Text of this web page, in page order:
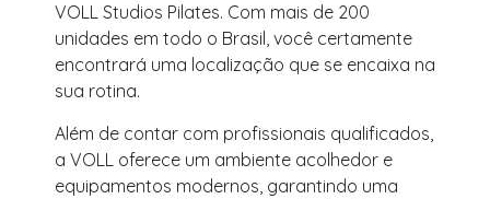
VOLL Studios Pilates. Com mais de 200
unidades em todo o Brasil, você certamente
encontrará uma localização que se encaixa na
sua rotina.
Além de contar com profissionais qualificados,
a VOLL oferece um ambiente acolhedor e
equipamentos modernos, garantindo uma